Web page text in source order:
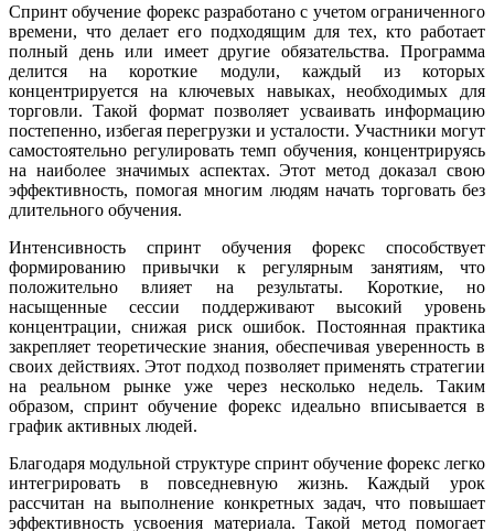
Спринт обучение форекс разработано с учетом ограниченного
времени, что делает его подходящим для тех, кто работает
полный день или имеет другие обязательства. Программа
делится на короткие модули, каждый из которых
концентрируется на ключевых навыках, необходимых для
торговли. Такой формат позволяет усваивать информацию
постепенно, избегая перегрузки и усталости. Участники могут
самостоятельно регулировать темп обучения, концентрируясь
на наиболее значимых аспектах. Этот метод доказал свою
эффективность, помогая многим людям начать торговать без
длительного обучения.
Интенсивность спринт обучения форекс способствует
формированию привычки к регулярным занятиям, что
положительно влияет на результаты. Короткие, но
насыщенные сессии поддерживают высокий уровень
концентрации, снижая риск ошибок. Постоянная практика
закрепляет теоретические знания, обеспечивая уверенность в
своих действиях. Этот подход позволяет применять стратегии
на реальном рынке уже через несколько недель. Таким
образом, спринт обучение форекс идеально вписывается в
график активных людей.
Благодаря модульной структуре спринт обучение форекс легко
интегрировать в повседневную жизнь. Каждый урок
рассчитан на выполнение конкретных задач, что повышает
эффективность усвоения материала. Такой метод помогает